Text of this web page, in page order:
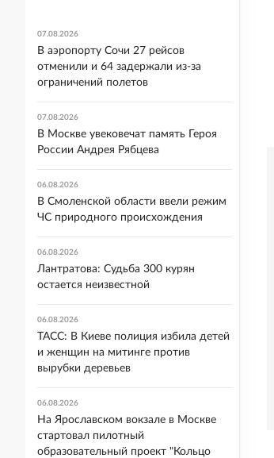
07.08.2026
В аэропорту Сочи 27 рейсов
отменили и 64 задержали из-за
ограничений полетов
07.08.2026
В Москве увековечат память Героя
России Андрея Рябцева
06.08.2026
В Смоленской области ввели режим
ЧС природного происхождения
06.08.2026
Лантратова: Судьба 300 курян
остается неизвестной
06.08.2026
ТАСС: В Киеве полиция избила детей
и женщин на митинге против
вырубки деревьев
06.08.2026
На Ярославском вокзале в Москве
стартовал пилотный
образовательный проект "Кольцо